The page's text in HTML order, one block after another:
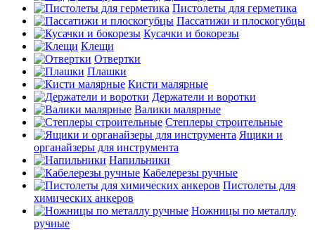
Пистолеты для герметика
Пассатижи и плоскогубцы
Кусачки и бокорезы
Клещи
Отвертки
Плашки
Кисти малярные
Держатели и воротки
Валики малярные
Степлеры строительные
Ящики и
органайзеры для инструмента
Напильники
Кабелерезы ручные
Пистолеты для
химических анкеров
Ножницы по металлу
ручные